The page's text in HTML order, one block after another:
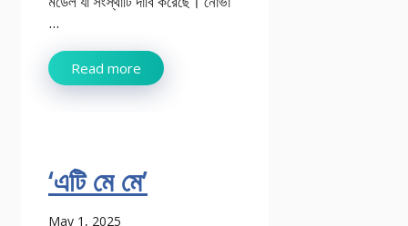
...
Read more
‘এটি মে মে’
May 1, 2025